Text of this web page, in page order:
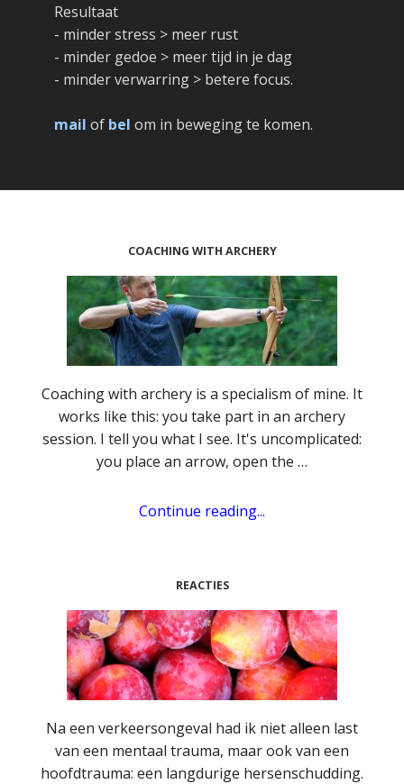
Resultaat
- minder stress > meer rust
- minder gedoe > meer tijd in je dag
- minder verwarring > betere focus.
mail of bel om in beweging te komen.
COACHING WITH ARCHERY
Coaching with archery is a specialism of mine. It
works like this: you take part in an archery
session. I tell you what I see. It's uncomplicated:
you place an arrow, open the …
Continue reading...
REACTIES
Na een verkeersongeval had ik niet alleen last
van een mentaal trauma, maar ook van een
hoofdtrauma: een langdurige hersenschudding.